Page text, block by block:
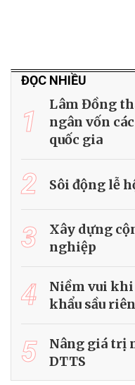
ĐỌC NHIỀU
1
Lâm Đồng
ngân vốn
quốc gia
2 Sôi động lễ
3
Xây dựng
nghiệp
4
Niềm vui khi
khẩu sầu
5
Nâng giá trị
DTTS